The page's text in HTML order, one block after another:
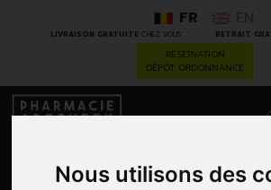
Nous utilisons des
LIVRAISON GRATUITECHEZ VOUS* RETRAIT
FR
RÉSERVATION
DÉPÔT ORDONNANCE